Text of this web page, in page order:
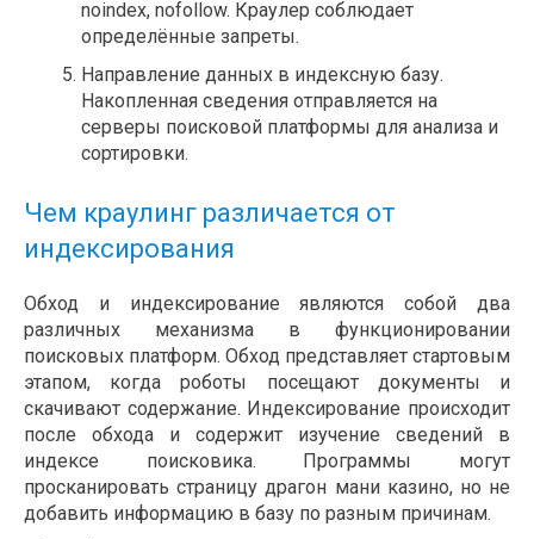
noindex, nofollow. Краулер соблюдает
определённые запреты.
Направление данных в индексную базу.
Накопленная сведения отправляется на
серверы поисковой платформы для анализа и
сортировки.
Чем краулинг различается от
индексирования
Обход и индексирование являются собой два
различных механизма в функционировании
поисковых платформ. Обход представляет стартовым
этапом, когда роботы посещают документы и
скачивают содержание. Индексирование происходит
после обхода и содержит изучение сведений в
индексе поисковика. Программы могут
просканировать страницу драгон мани казино, но не
добавить информацию в базу по разным причинам.